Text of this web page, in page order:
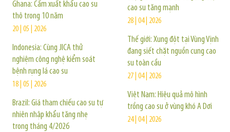
Ghana: Cấm xuất khẩu cao su
thô trong 10 năm
20 | 05 | 2026
Indonesia: Cùng JICA thử
nghiệm công nghệ kiểm soát
bệnh rụng lá cao su
18 | 05 | 2026
Brazil: Giá tham chiếu cao su tự
nhiên nhập khẩu tăng nhẹ
trong tháng 4/2026
cao su tăng mạnh
28 | 04 | 2026
Thế giới: Xung đột tại Vùng Vịnh
đang siết chặt nguồn cung cao
su toàn cầu
27 | 04 | 2026
Việt Nam: Hiệu quả mô hình
trồng cao su ở vùng khó A Dơi
24 | 04 | 2026